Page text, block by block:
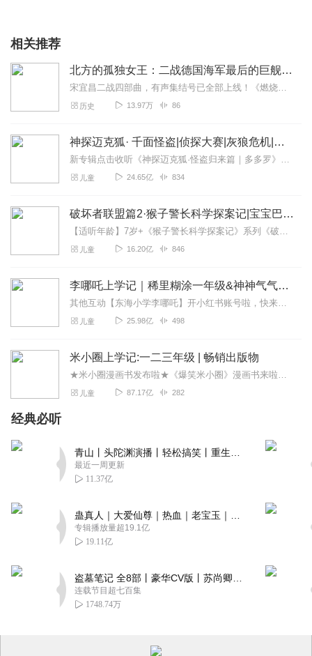
相关推荐
北方的孤独女王：二战德国海军最后的巨舰辉煌
宋宜昌二战四部曲，有声集结号已全部上线！《燃烧的岛群》《北极光下的幽灵》《沙漠之狐隆美尔》喜欢二战史、战争史的朋友，走过路过不要错过！最全面、最精彩的战争史有声...
历史 13.97万 86
神探迈克狐· 千面怪盗|侦探大赛|灰狼危机|多多罗
新专辑点击收听《神探迈克狐·怪盗归来篇｜多多罗》！！！>>>点击进入主播橱窗购买《神探迈克狐》系列图书吧!<<<多多罗故事【点击前往】收听多多罗其他好玩有趣的故...
儿童 24.65亿 834
破坏者联盟篇2·猴子警长科学探案记|宝宝巴士故事
【适听年龄】7岁+《猴子警长科学探案记》系列《破坏者联盟篇1·猴子警长科学探案记》>>>《破坏者联盟篇2·猴子警长科学探案记》>>>《破坏者联盟篇3·猴子警长科...
儿童 16.20亿 846
李哪吒上学记｜稀里糊涂一年级&神神气气二年级
其他互动【东海小学李哪吒】开小红书账号啦，快来关注和李哪吒成为好朋友！有机会免费领儿童会员、官方周边！【点击加入】东海小学广播站圈子，更多互动！李哪吒全新冒险番...
儿童 25.98亿 498
米小圈上学记:一二三年级 | 畅销出版物
★米小圈漫画书发布啦★《爆笑米小圈》漫画书来啦《米小圈上学记》一二三年级正版广播剧！《米小圈上学记》系列是儿童作家北猫最新创作的儿童小说系列，作品诙谐幽默、好...
儿童 87.17亿 282
经典必听
最近一周更新
11.37亿
专辑播放量超19.1亿
19.11亿
连载节目超七百集
1748.74万